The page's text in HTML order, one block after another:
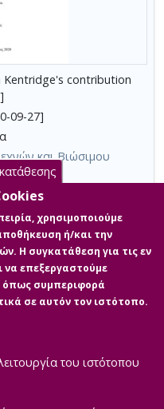
Kentridge's contribution
09-27]
και Βιώσιμου
(ΓΤΠ)
William Kentridge στη
μια καινοτόμα
Αναπτύσσει μια ιδιαίτερη
δικό του μέσο για να
τη διαδικασία της
ο Kentridge στην ανάδειξη
την παραγωγή των ταινιών
χρησιμοποιούμε
ή/και την
Η συγκατάθεση για τις εν
να επεξεργαστούμε
συμπεριφορά
σε αυτόν τον ιστότοπο.
του ιστότοπου